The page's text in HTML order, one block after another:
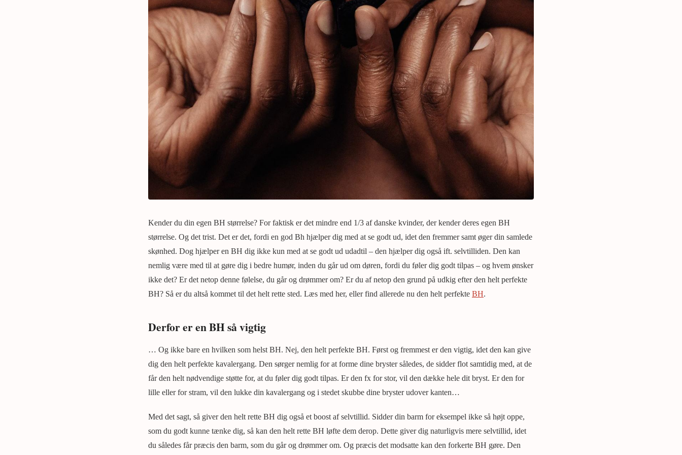
Kender du din egen BH størrelse? For faktisk er det mindre end 1/3 af danske kvinder, der kender deres egen BH
størrelse. Og det trist. Det er det, fordi en god Bh hjælper dig med at se godt ud, idet den fremmer samt øger din samlede
skønhed. Dog hjælper en BH dig ikke kun med at se godt ud udadtil – den hjælper dig også ift. selvtilliden. Den kan
nemlig være med til at gøre dig i bedre humør, inden du går ud om døren, fordi du føler dig godt tilpas – og hvem ønsker
ikke det? Er det netop denne følelse, du går og drømmer om? Er du af netop den grund på udkig efter den helt perfekte
BH? Så er du altså kommet til det helt rette sted. Læs med her, eller find allerede nu den helt perfekte BH.
Derfor er en BH så vigtig
… Og ikke bare en hvilken som helst BH. Nej, den helt perfekte BH. Først og fremmest er den vigtig, idet den kan give
dig den helt perfekte kavalergang. Den sørger nemlig for at forme dine bryster således, de sidder flot samtidig med, at de
får den helt nødvendige støtte for, at du føler dig godt tilpas. Er den fx for stor, vil den dække hele dit bryst. Er den for
lille eller for stram, vil den lukke din kavalergang og i stedet skubbe dine bryster udover kanten…
Med det sagt, så giver den helt rette BH dig også et boost af selvtillid. Sidder din barm for eksempel ikke så højt oppe,
som du godt kunne tænke dig, så kan den helt rette BH løfte dem derop. Dette giver dig naturligvis mere selvtillid, idet
du således får præcis den barm, som du går og drømmer om. Og præcis det modsatte kan den forkerte BH gøre. Den